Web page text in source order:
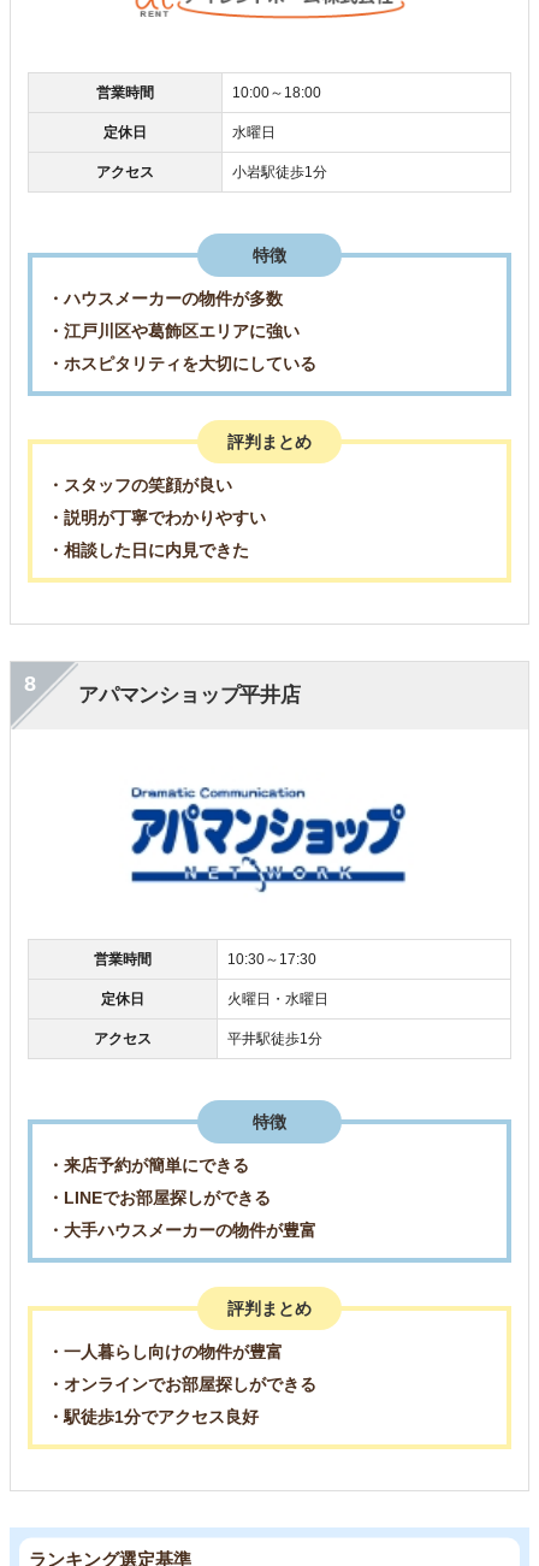
営業時間 10:00～18:00
定休日 水曜日
アクセス 小岩駅徒歩1分
特徴
・ハウスメーカーの物件が多数
・江戸川区や葛飾区エリアに強い
・ホスピタリティを大切にしている
評判まとめ
・スタッフの笑顔が良い
・説明が丁寧でわかりやすい
・相談した日に内見できた
アパマンショップ平井店
8
営業時間 10:30～17:30
定休日 火曜日・水曜日
アクセス 平井駅徒歩1分
特徴
・来店予約が簡単にできる
・LINEでお部屋探しができる
・大手ハウスメーカーの物件が豊富
評判まとめ
・一人暮らし向けの物件が豊富
・オンラインでお部屋探しができる
・駅徒歩1分でアクセス良好
ランキング選定基準